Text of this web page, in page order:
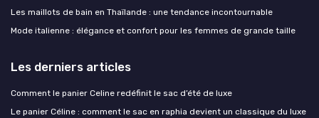
Les maillots de bain en Thaïlande : une tendance incontournable
Mode italienne : élégance et confort pour les femmes de grande taille
Les derniers articles
Comment le panier Celine redéfinit le sac d’été de luxe
Le panier Céline : comment le sac en raphia devient un classique du luxe